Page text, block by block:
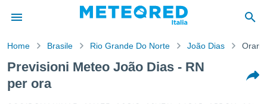
di
Home Brasile Rio Grande Do Norte João Dias Orario
Previsioni Meteo João Dias - RN
per ora